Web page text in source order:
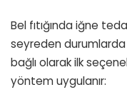
Bel fıtığında iğne
seyreden durumlarda
bağlı olarak ilk
yöntem uygulanır: